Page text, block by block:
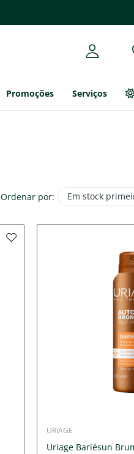
Promoções Serviços
Ordenar por: Em stock
URIAGE
Uriage Bariésun